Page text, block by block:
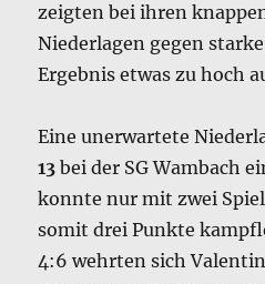
zeigten bei ihren
Niederlagen gegen
Ergebnis etwas zu hoch
Eine unerwartete
13 bei der SG Wambach
konnte nur mit zwei
somit drei Punkte
4:6 wehrten sich